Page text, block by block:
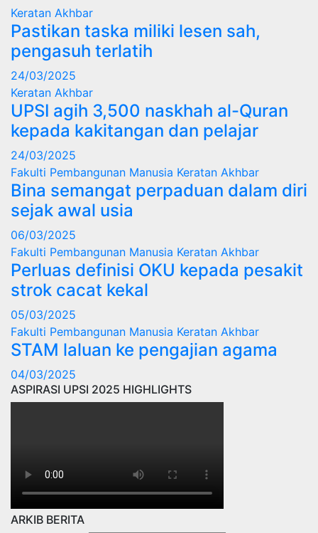
Keratan Akhbar
Pastikan taska miliki lesen sah,
pengasuh terlatih
24/03/2025
Keratan Akhbar
UPSI agih 3,500 naskhah al-Quran
kepada kakitangan dan pelajar
24/03/2025
Fakulti Pembangunan Manusia Keratan Akhbar
Bina semangat perpaduan dalam diri
sejak awal usia
06/03/2025
Fakulti Pembangunan Manusia Keratan Akhbar
Perluas definisi OKU kepada pesakit
strok cacat kekal
05/03/2025
Fakulti Pembangunan Manusia Keratan Akhbar
STAM laluan ke pengajian agama
04/03/2025
ASPIRASI UPSI 2025 HIGHLIGHTS
ARKIB BERITA